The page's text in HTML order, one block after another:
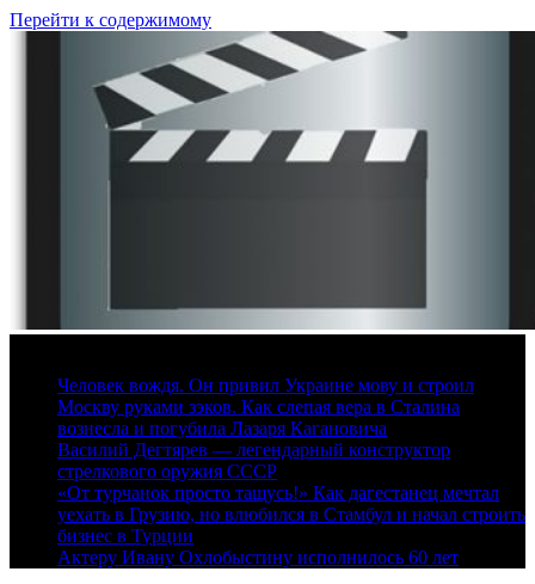
Перейти к содержимому
Человек вождя. Он привил Украине мову и строил
Москву руками зэков. Как слепая вера в Сталина
вознесла и погубила Лазаря Кагановича
Василий Дегтярев — легендарный конструктор
стрелкового оружия СССР
«От турчанок просто тащусь!» Как дагестанец мечтал
уехать в Грузию, но влюбился в Стамбул и начал строить
бизнес в Турции
Актеру Ивану Охлобыстину исполнилось 60 лет